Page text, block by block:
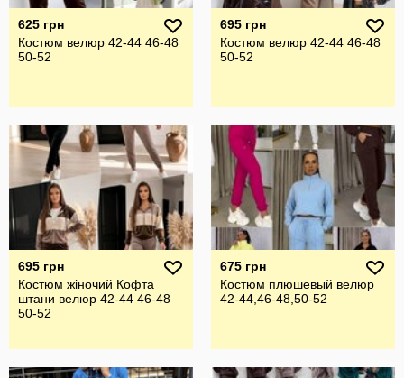
625 грн
Костюм велюр 42-44 46-48
50-52
695 грн
Костюм велюр 42-44 46-48
50-52
695 грн
Костюм жіночий Кофта
штани велюр 42-44 46-48
50-52
675 грн
Костюм плюшевый велюр
42-44,46-48,50-52